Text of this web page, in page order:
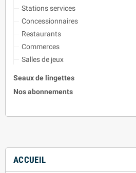
ACCUEIL
Stations services
Concessionnaires
Restaurants
Commerces
Salles de jeux
Seaux de lingettes
Nos abonnements